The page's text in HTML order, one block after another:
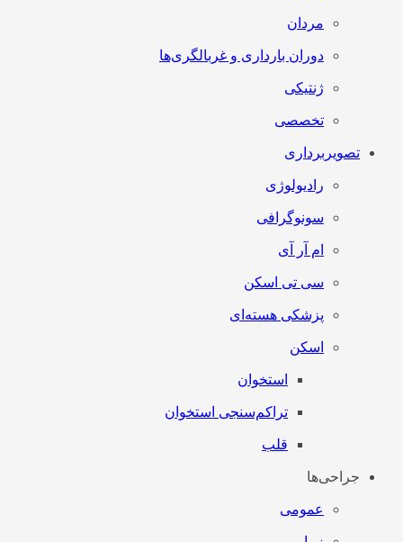
مردان
دوران بارداری و غربالگری‌ها
ژنتیکی
تخصصی
تصویربرداری
رادیولوژی
سونوگرافی
ام آر آی
سی تی اسکن
پزشکی هسته‌ای
اسکن
استخوان
تراکم‌سنجی استخوان
قلب
جراحی‌ها
عمومی